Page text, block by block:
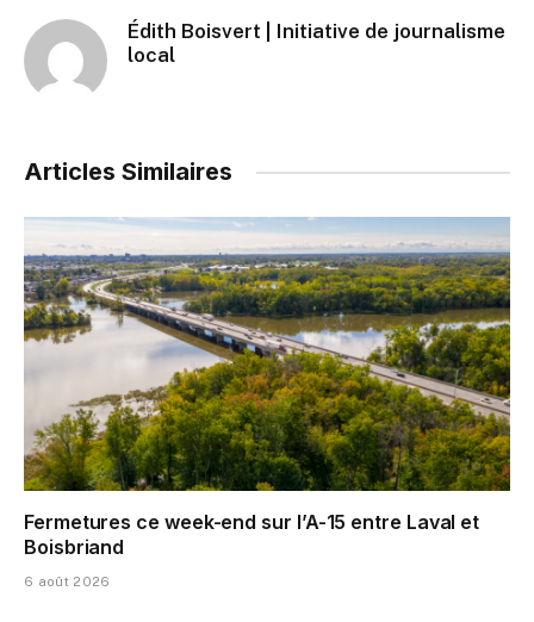
Édith Boisvert | Initiative de journalisme
local
Articles Similaires
Fermetures ce week-end sur l’A-15 entre Laval et
Boisbriand
6 août 2026